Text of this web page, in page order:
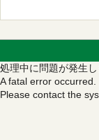
処理中に問題が発生し
A fatal error occurred.
Please contact the